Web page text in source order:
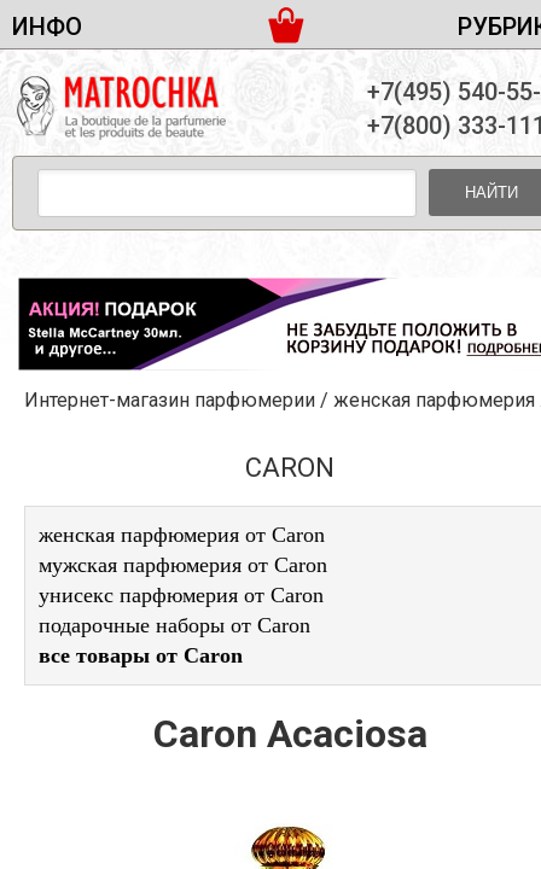
ИНФО
ДОСТАВКА И ОПЛАТА
ПАРТНЕРСТВО
КОНТАКТЫ
ЖЕНСКАЯ ПАРФЮМЕРИЯ
МУЖСКАЯ ПАРФЮМЕРИЯ
УНИСЕКС ПАРФЮМЕРИЯ
ЖЕНСКИЕ НАБОРЫ
МУЖСКИЕ НАБОРЫ
УНИСЕКС НАБОРЫ
УХОД ЗА ЛИЦОМ
УХОД ЗА ТЕЛОМ
ДЕКОРАТИВНАЯ КОСМЕТИКА
+7(495) 540-
+7(800) 333-
НАЙТИ
Интернет-магазин парфюмерии / женская парфюмерия
CARON
женская парфюмерия от Caron
мужская парфюмерия от Caron
унисекс парфюмерия от Caron
подарочные наборы от Caron
все товары от Caron
Caron Acaciosa